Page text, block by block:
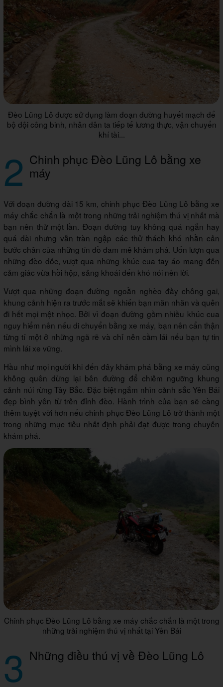
Đèo Lũng Lô được sử dụng làm đoạn đường huyết mạch để
bộ đội công binh, nhân dân ta tiếp tế lương thực, vận chuyển
khí tài...
2 Chinh phục Đèo Lũng Lô bằng xe
máy
Với đoạn đường dài 15 km, chinh phục Đèo Lũng Lô bằng xe
máy chắc chắn là một trong những trải nghiệm thú vị nhất mà
bạn nên thử một lần. Đoạn đường tuy không quá ngắn hay
quá dài nhưng vẫn tràn ngập các thử thách khó nhằn cản
bước chân của những tín đồ đam mê khám phá. Uốn lượn qua
những đèo dốc, vượt qua những khúc cua tay áo mang đến
cảm giác vừa hồi hộp, sảng khoái đến khó nói nên lời.
Vượt qua những đoạn đường ngoằn nghèo đầy chông gai,
khung cảnh hiện ra trước mắt sẽ khiến bạn mãn nhãn và quên
đi hết mọi mệt nhọc. Bởi vì đoạn đường gồm nhiều khúc cua
nguy hiểm nên nếu di chuyển bằng xe máy, bạn nên cẩn thận
từng tí một ở những ngã rẽ và chỉ nên cầm lái nếu bạn tự tin
mình lái xe vững.
Hầu như mọi người khi đến đây khám phá bằng xe máy cũng
không quên dừng lại bên đường để chiêm ngưỡng khung
cảnh núi rừng Tây Bắc. Đặc biệt ngắm nhìn cảnh sắc Yên Bái
đẹp bình yên từ trên đỉnh đèo. Hành trình của bạn sẽ càng
thêm tuyệt vời hơn nếu chinh phục Đèo Lũng Lô trở thành một
trong những mục tiêu nhất định phải đạt được trong chuyến
khám phá.
Chinh phục Đèo Lũng Lô bằng xe máy chắc chắn là một trong
những trải nghiệm thú vị nhất tại Yên Bái
3 Những điều thú vị về Đèo Lũng Lô